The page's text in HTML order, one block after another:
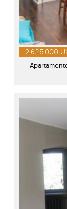
2.625.000